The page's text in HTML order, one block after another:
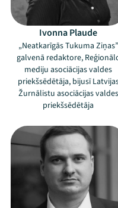
Ivonna Plaude
„Neatkarīgās Tukuma Ziņas”
galvenā redaktore,
mediju asociācijas valdes
priekšsēdētāja, bijusī
Žurnālistu asociācijas valdes
priekšsēdētāja